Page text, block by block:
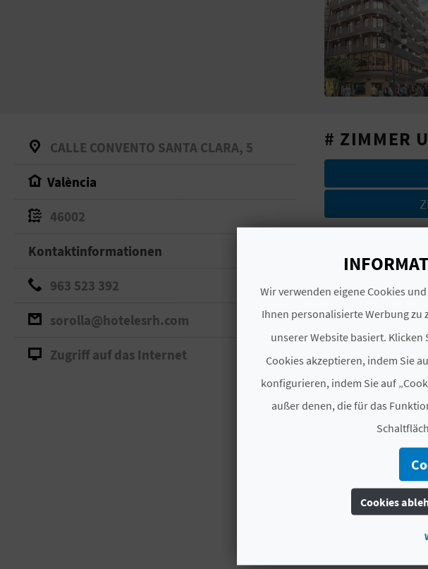
CALLE CONVENTO SANTA CLARA, 5
València
46002
Kontaktinformationen
963 523 392
sorolla@hotelesrh.com
Zugriff auf das Internet
# ZIMMER
vollständigen
#
Ganzjährig
#
Wir verwenden eigene Cookies
Ihnen personalisierte Werbung
unserer Website basiert. Klicken
Cookies akzeptieren, indem Sie
konfigurieren, indem Sie auf
außer denen, die für das
Cookies